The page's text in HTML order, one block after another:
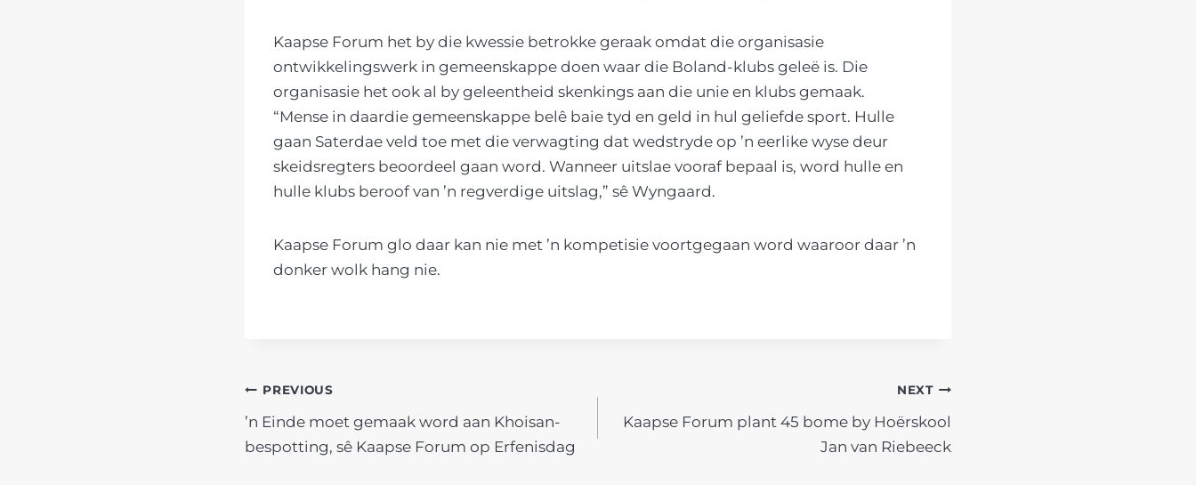
Kaapse Forum het by die kwessie betrokke geraak omdat die organisasie
ontwikkelingswerk in gemeenskappe doen waar die Boland-klubs geleë is. Die
organisasie het ook al by geleentheid skenkings aan die unie en klubs gemaak.
“Mense in daardie gemeenskappe belê baie tyd en geld in hul geliefde sport. Hulle
gaan Saterdae veld toe met die verwagting dat wedstryde op ’n eerlike wyse deur
skeidsregters beoordeel gaan word. Wanneer uitslae vooraf bepaal is, word hulle en
hulle klubs beroof van ’n regverdige uitslag,” sê Wyngaard.
Kaapse Forum glo daar kan nie met ’n kompetisie voortgegaan word waaroor daar ’n
donker wolk hang nie.
POST
NAVIGATION
PREVIOUS
’n Einde moet gemaak word aan Khoisan-
bespotting, sê Kaapse Forum op Erfenisdag
NEXT
Kaapse Forum plant 45 bome by Hoërskool
Jan van Riebeeck